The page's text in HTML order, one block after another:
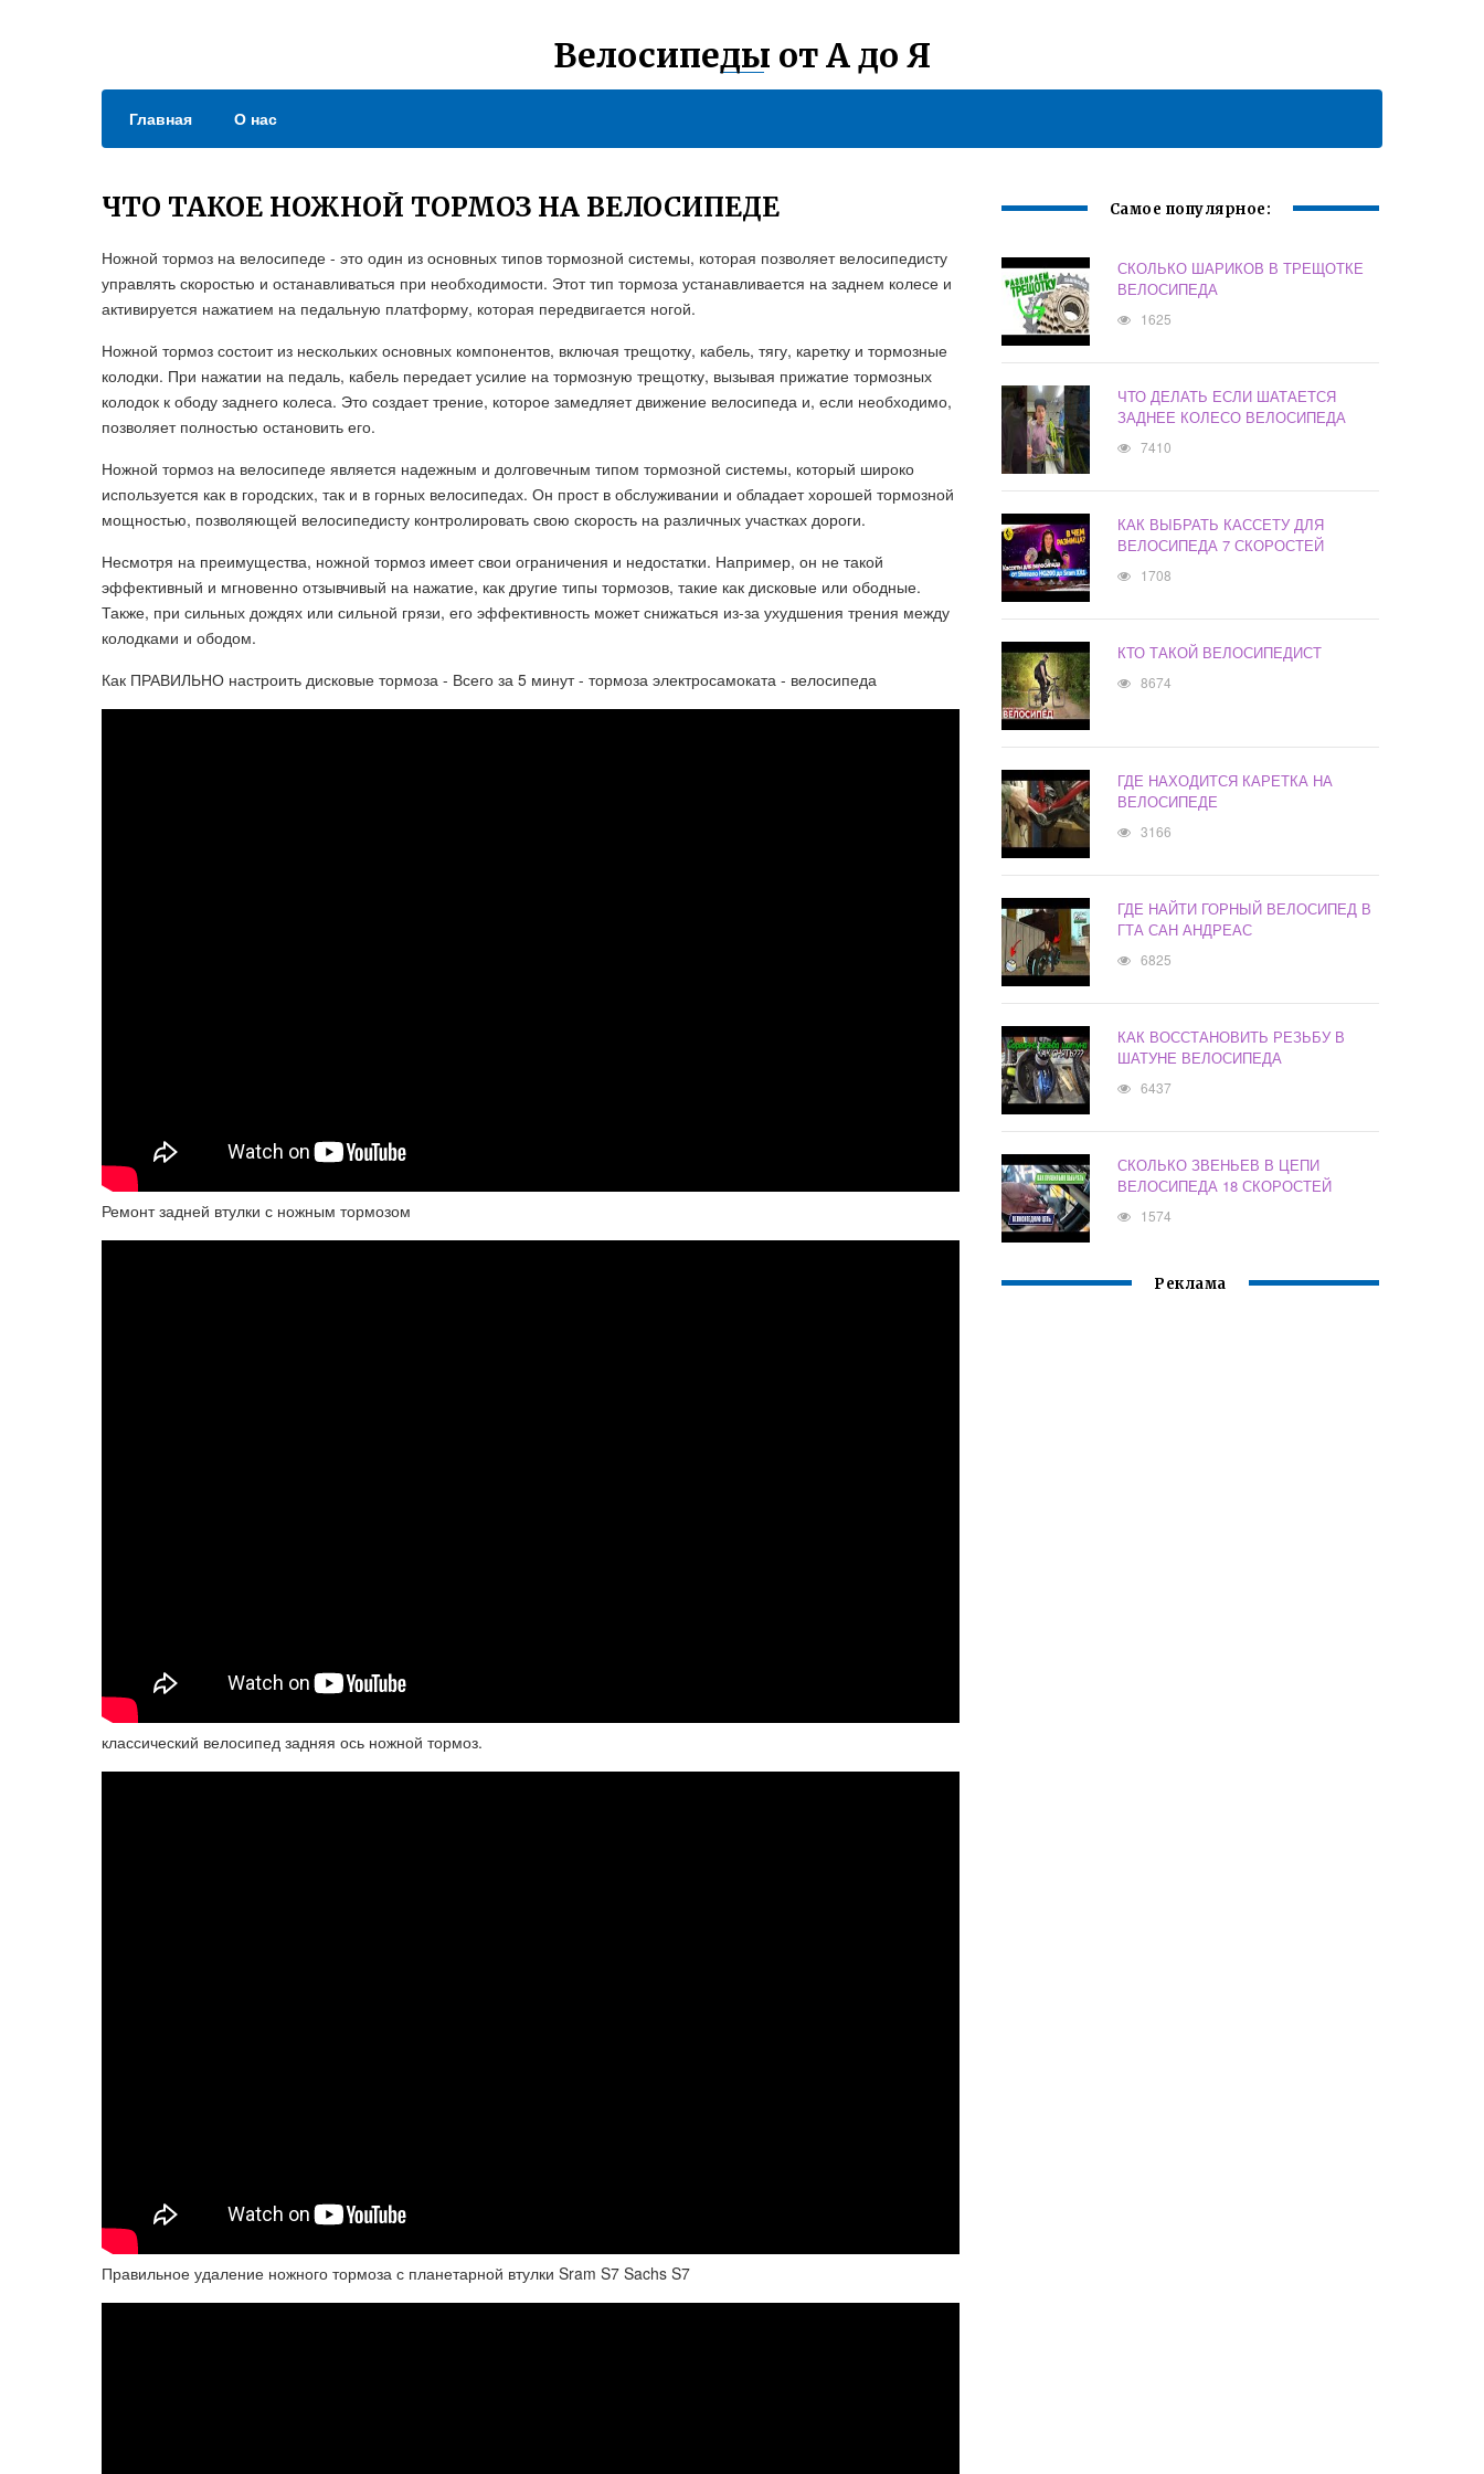
Велосипеды от А до Я
Главная О нас
ЧТО ТАКОЕ НОЖНОЙ ТОРМОЗ НА ВЕЛОСИПЕДЕ
Ножной тормоз на велосипеде - это один из основных типов тормозной системы, которая позволяет велосипедисту
управлять скоростью и останавливаться при необходимости. Этот тип тормоза устанавливается на заднем колесе и
активируется нажатием на педальную платформу, которая передвигается ногой.
Ножной тормоз состоит из нескольких основных компонентов, включая трещотку, кабель, тягу, каретку и тормозные
колодки. При нажатии на педаль, кабель передает усилие на тормозную трещотку, вызывая прижатие тормозных
колодок к ободу заднего колеса. Это создает трение, которое замедляет движение велосипеда и, если необходимо,
позволяет полностью остановить его.
Ножной тормоз на велосипеде является надежным и долговечным типом тормозной системы, который широко
используется как в городских, так и в горных велосипедах. Он прост в обслуживании и обладает хорошей тормозной
мощностью, позволяющей велосипедисту контролировать свою скорость на различных участках дороги.
Несмотря на преимущества, ножной тормоз имеет свои ограничения и недостатки. Например, он не такой
эффективный и мгновенно отзывчивый на нажатие, как другие типы тормозов, такие как дисковые или ободные.
Также, при сильных дождях или сильной грязи, его эффективность может снижаться из-за ухудшения трения между
колодками и ободом.
Как ПРАВИЛЬНО настроить дисковые тормоза - Всего за 5 минут - тормоза электросамоката - велосипеда
Ремонт задней втулки с ножным тормозом
классический велосипед задняя ось ножной тормоз.
Правильное удаление ножного тормоза с планетарной втулки Sram S7 Sachs S7
Самое популярное:
СКОЛЬКО ШАРИКОВ В ТРЕЩОТКЕ
ВЕЛОСИПЕДА
1625
ЧТО ДЕЛАТЬ ЕСЛИ ШАТАЕТСЯ
ЗАДНЕЕ КОЛЕСО ВЕЛОСИПЕДА
7410
КАК ВЫБРАТЬ КАССЕТУ ДЛЯ
ВЕЛОСИПЕДА 7 СКОРОСТЕЙ
1708
КТО ТАКОЙ ВЕЛОСИПЕДИСТ
8674
ГДЕ НАХОДИТСЯ КАРЕТКА НА
ВЕЛОСИПЕДЕ
3166
ГДЕ НАЙТИ ГОРНЫЙ ВЕЛОСИПЕД В
ГТА САН АНДРЕАС
6825
КАК ВОССТАНОВИТЬ РЕЗЬБУ В
ШАТУНЕ ВЕЛОСИПЕДА
6437
СКОЛЬКО ЗВЕНЬЕВ В ЦЕПИ
ВЕЛОСИПЕДА 18 СКОРОСТЕЙ
1574
Реклама